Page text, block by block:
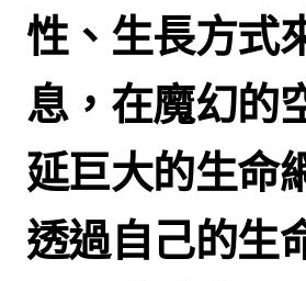
性、生長方式
息，在魔幻的
延巨大的生命
透過自己的生